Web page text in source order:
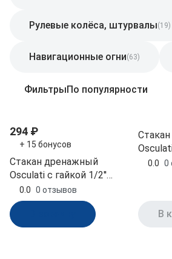
Рулевые колёса, штурвалы(19)
Навигационные огни(63)
ФильтрыПо популярности
294 ₽
+ 15 бонусов
Стакан дренажный
Osculati с гайкой 1/2''
пластик (17.322.01)
0.0 0 отзывов
0.0 0
В